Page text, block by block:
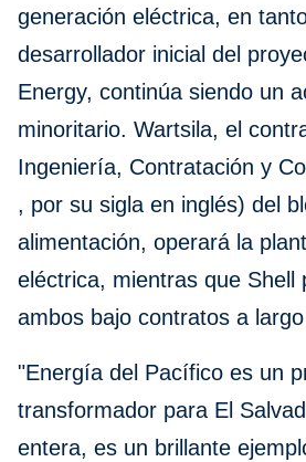
generación eléctrica, en
desarrollador inicial del
Energy, continúa siendo un
minoritario. Wartsila, el
Ingeniería, Contratación y
, por su sigla en inglés) del
alimentación, operará la
eléctrica, mientras que Shell
ambos bajo contratos a
"Energía del Pacífico es un
transformador para El
entera, es un brillante